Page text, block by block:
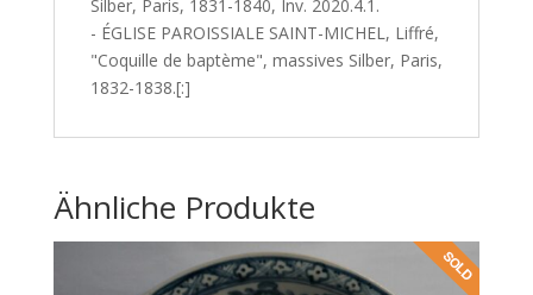
Silber, Paris, 1831-1840, Inv. 2020.4.1.
- ÉGLISE PAROISSIALE SAINT-MICHEL, Liffré,
"Coquille de baptème", massives Silber, Paris,
1832-1838.[:]
Ähnliche Produkte